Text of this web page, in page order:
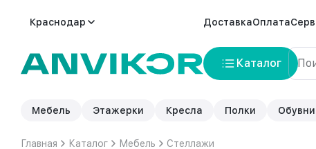
Краснодар ДоставкаОплата
Каталог
Мебель Этажерки Кресла Полки
Главная Каталог Мебель Стеллажи